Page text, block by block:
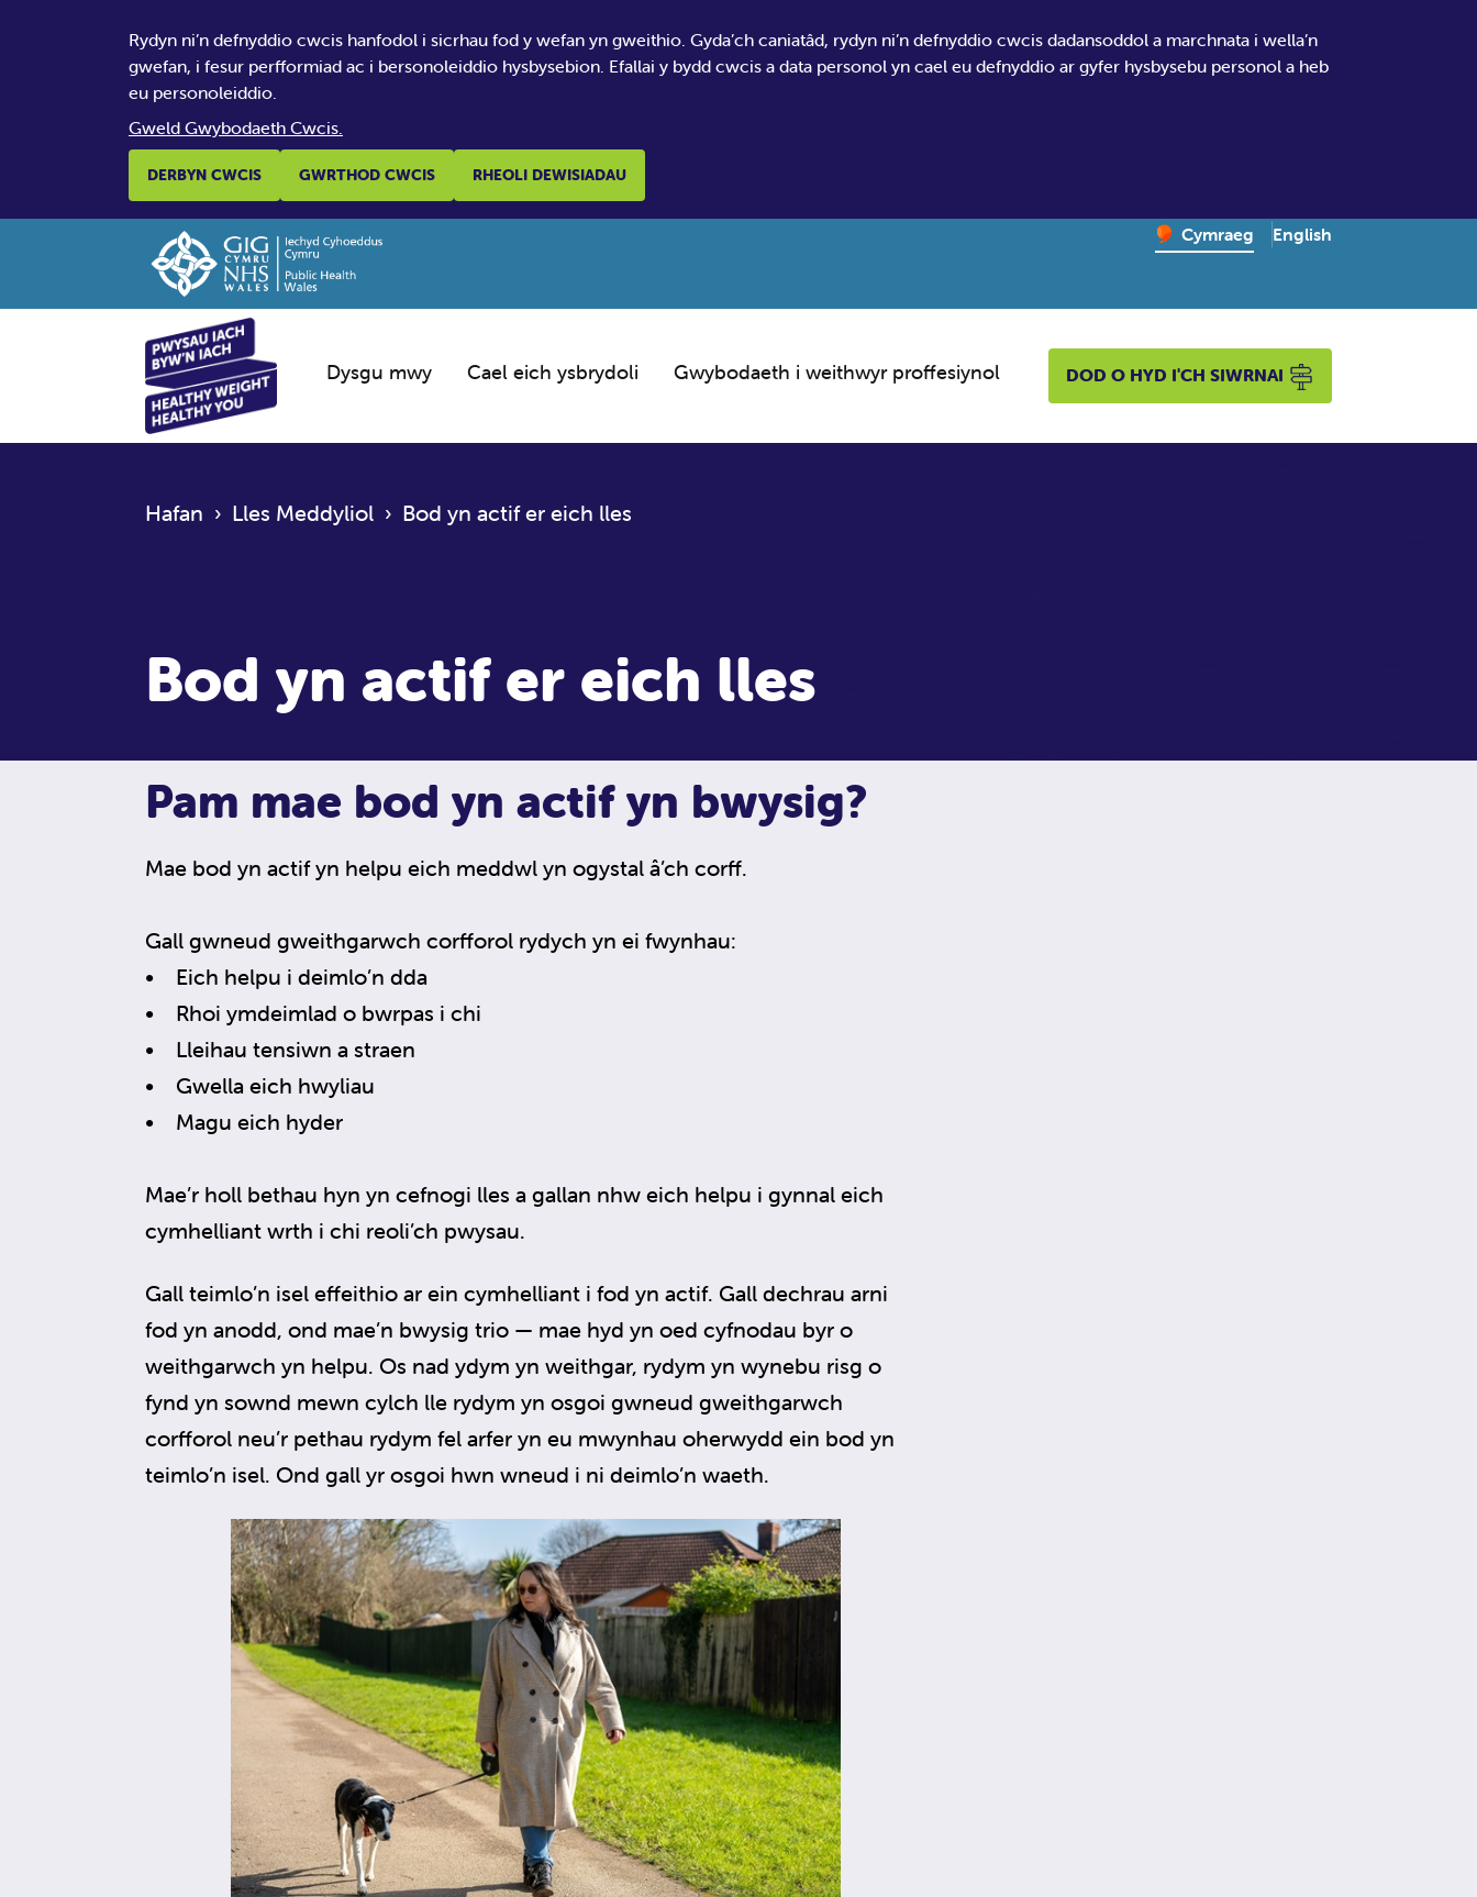
Rydyn ni’n defnyddio cwcis hanfodol i sicrhau fod y wefan yn gweithio. Gyda’ch caniatâd, rydyn ni’n defnyddio cwcis dadansoddol a marchnata i wella’n
gwefan, i fesur perfformiad ac i bersonoleiddio hysbysebion. Efallai y bydd cwcis a data personol yn cael eu defnyddio ar gyfer hysbysebu personol a heb
eu personoleiddio.
Gweld Gwybodaeth Cwcis.
DERBYN CWCIS GWRTHOD CWCIS RHEOLI DEWISIADAU
Change website language
Cymraeg English
– Newid yr iaith ir
Dysgu mwy Cael eich ysbrydoli Gwybodaeth i weithwyr proffesiynol DOD O HYD I'CH SIWRNAI
Hafan › Lles Meddyliol › Bod yn actif er eich lles
Bod yn actif er eich lles
Pam mae bod yn actif yn bwysig?
Mae bod yn actif yn helpu eich meddwl yn ogystal â’ch corff.
Gall gwneud gweithgarwch corfforol rydych yn ei fwynhau:
• Eich helpu i deimlo’n dda
• Rhoi ymdeimlad o bwrpas i chi
• Lleihau tensiwn a straen
• Gwella eich hwyliau
• Magu eich hyder
Mae’r holl bethau hyn yn cefnogi lles a gallan nhw eich helpu i gynnal eich
cymhelliant wrth i chi reoli’ch pwysau.
Gall teimlo’n isel effeithio ar ein cymhelliant i fod yn actif. Gall dechrau arni
fod yn anodd, ond mae’n bwysig trio — mae hyd yn oed cyfnodau byr o
weithgarwch yn helpu. Os nad ydym yn weithgar, rydym yn wynebu risg o
fynd yn sownd mewn cylch lle rydym yn osgoi gwneud gweithgarwch
corfforol neu’r pethau rydym fel arfer yn eu mwynhau oherwydd ein bod yn
teimlo’n isel. Ond gall yr osgoi hwn wneud i ni deimlo’n waeth.